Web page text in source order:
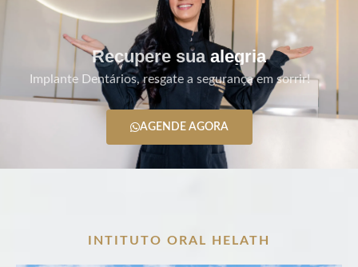
Recupere sua alegria
Implante Dentários, resgate a segurança em sorrir!
AGENDE AGORA
INTITUTO ORAL HELATH